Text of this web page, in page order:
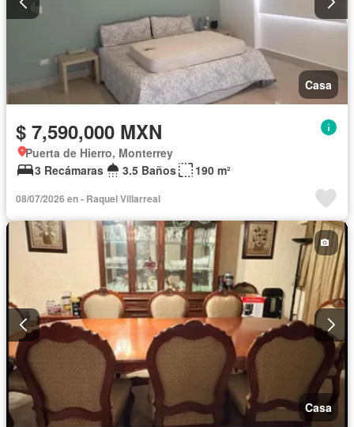
Casa
$ 7,590,000 MXN
Puerta de Hierro, Monterrey
3 Recámaras
3.5 Baños 190 m²
08/07/2026 en - Raquel Villarreal
Casa